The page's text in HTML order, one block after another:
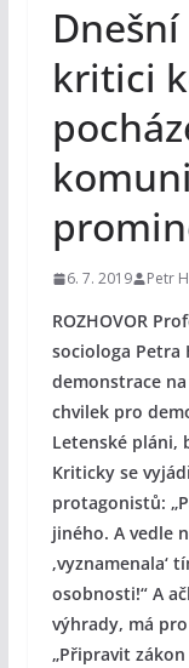
kritici
6. 7. 2019 Petr
ROZHOVOR
sociologa Petra
demonstrace
chvilek pro
Letenské pláni,
Kriticky se
protagonistů:
jiného. A vedle
‚vyznamenala‘
osobnosti!“ A
výhrady, má
„Připravit